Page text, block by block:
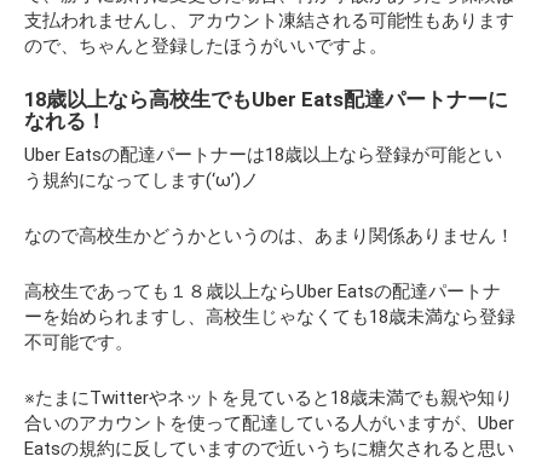
支払われませんし、アカウント凍結される可能性もあります
ので、ちゃんと登録したほうがいいですよ。
18歳以上なら高校生でもUber Eats配達パートナーに
なれる！
Uber Eatsの配達パートナーは18歳以上なら登録が可能とい
う規約になってします(‘ω’)ノ
なので高校生かどうかというのは、あまり関係ありません！
高校生であっても１８歳以上ならUber Eatsの配達パートナ
ーを始められますし、高校生じゃなくても18歳未満なら登録
不可能です。
※たまにTwitterやネットを見ていると18歳未満でも親や知り
合いのアカウントを使って配達している人がいますが、Uber
Eatsの規約に反していますので近いうちに糖欠されると思い